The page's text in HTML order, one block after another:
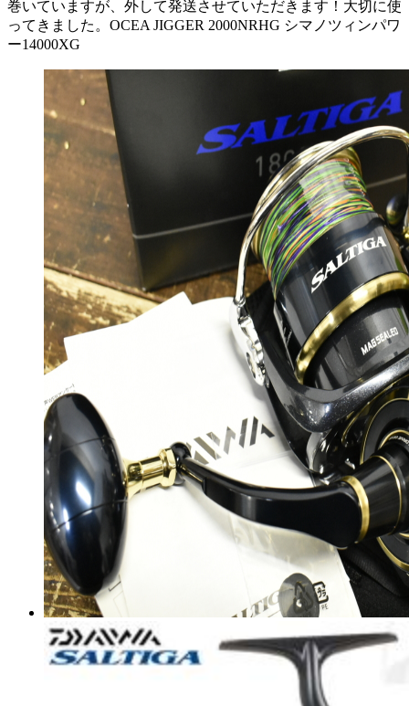
巻いていますが、外して発送させていただきます！大切に使
ってきました。OCEA JIGGER 2000NRHG シマノツィンパワ
ー14000XG